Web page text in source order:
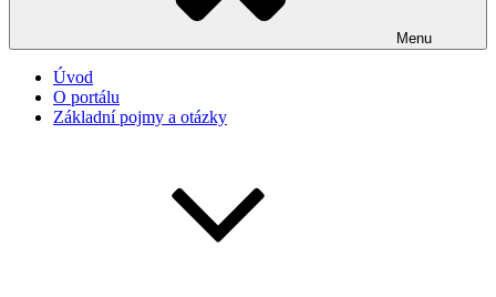
Menu
Úvod
O portálu
Základní pojmy a otázky